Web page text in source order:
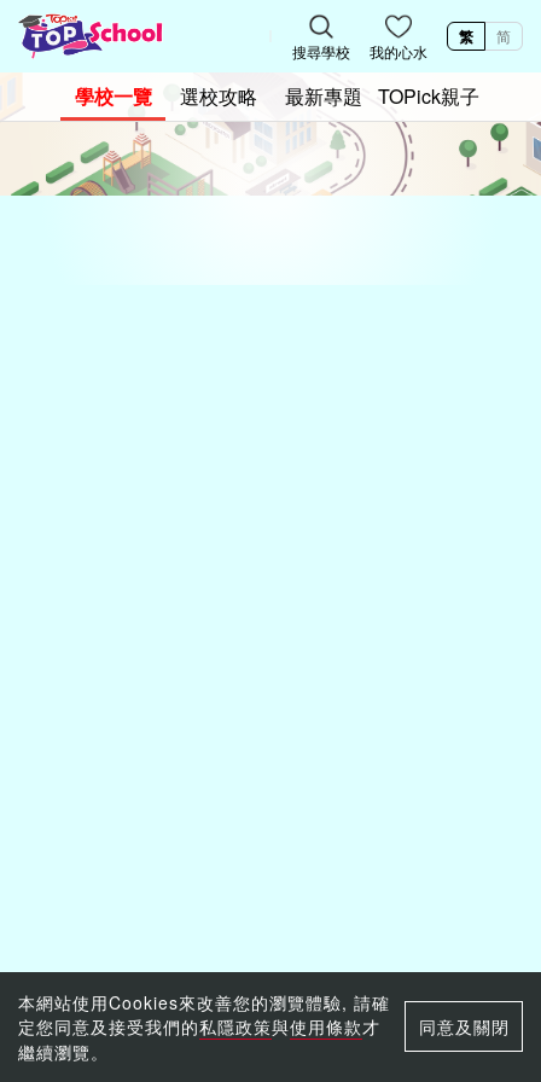
搜尋學校 我的心水
繁 简
學校一覽 選校攻略 最新專題 TOPick親子
本網站使用Cookies來改善您的瀏覽體驗, 請確
定您同意及接受我們的私隱政策與使用條款才
繼續瀏覽。
同意及關閉